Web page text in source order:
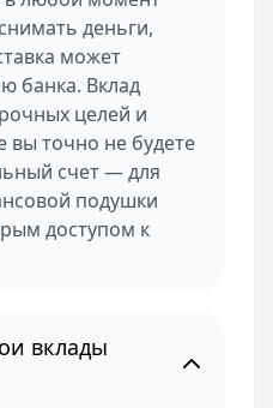
деньги,
может
банка. Вклад
целей и
вы точно не будете
счет — для
подушки
доступом к
вклады